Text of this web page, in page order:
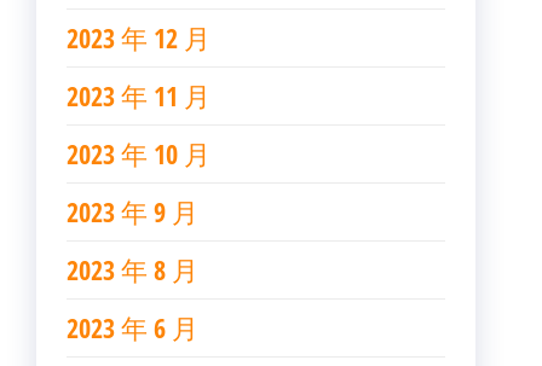
2023 年 12 月
2023 年 11 月
2023 年 10 月
2023 年 9 月
2023 年 8 月
2023 年 6 月